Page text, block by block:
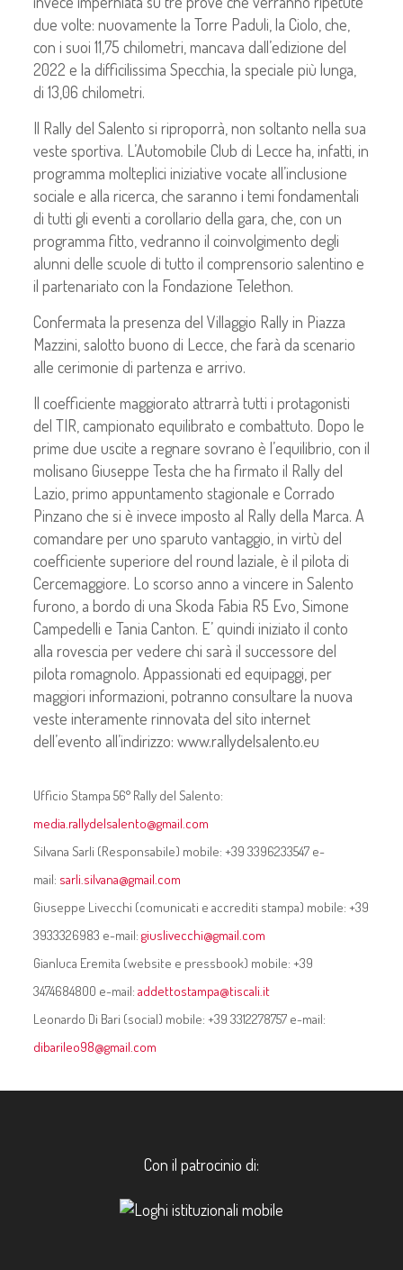
due volte: nuovamente la Torre Paduli, la Ciolo, che,
con i suoi 11,75 chilometri, mancava dall’edizione del
2022 e la difficilissima Specchia, la speciale più lunga,
di 13,06 chilometri.
Il Rally del Salento si riproporrà, non soltanto nella sua
veste sportiva. L’Automobile Club di Lecce ha, infatti, in
programma molteplici iniziative vocate all’inclusione
sociale e alla ricerca, che saranno i temi fondamentali
di tutti gli eventi a corollario della gara, che, con un
programma fitto, vedranno il coinvolgimento degli
alunni delle scuole di tutto il comprensorio salentino e
il partenariato con la Fondazione Telethon.
Confermata la presenza del Villaggio Rally in Piazza
Mazzini, salotto buono di Lecce, che farà da scenario
alle cerimonie di partenza e arrivo.
Il coefficiente maggiorato attrarrà tutti i protagonisti
del TIR, campionato equilibrato e combattuto. Dopo le
prime due uscite a regnare sovrano è l’equilibrio, con il
molisano Giuseppe Testa che ha firmato il Rally del
Lazio, primo appuntamento stagionale e Corrado
Pinzano che si è invece imposto al Rally della Marca. A
comandare per uno sparuto vantaggio, in virtù del
coefficiente superiore del round laziale, è il pilota di
Cercemaggiore. Lo scorso anno a vincere in Salento
furono, a bordo di una Skoda Fabia R5 Evo, Simone
Campedelli e Tania Canton. E’ quindi iniziato il conto
alla rovescia per vedere chi sarà il successore del
pilota romagnolo. Appassionati ed equipaggi, per
maggiori informazioni, potranno consultare la nuova
veste interamente rinnovata del sito internet
dell’evento all’indirizzo: www.rallydelsalento.eu
Ufficio Stampa 56° Rally del Salento:
media.rallydelsalento@gmail.com
Silvana Sarli (Responsabile) mobile: +39 3396233547e-
mail: sarli.silvana@gmail.com
Giuseppe Livecchi (comunicati e accrediti stampa) mobile: +39
3933326983 e-mail: giuslivecchi@gmail.com
Gianluca Eremita (website e pressbook) mobile: +39
3474684800 e-mail: addettostampa@tiscali.it
Leonardo Di Bari (social) mobile: +39 3312278757e-mail:
dibarileo98@gmail.com
Con il patrocinio di: